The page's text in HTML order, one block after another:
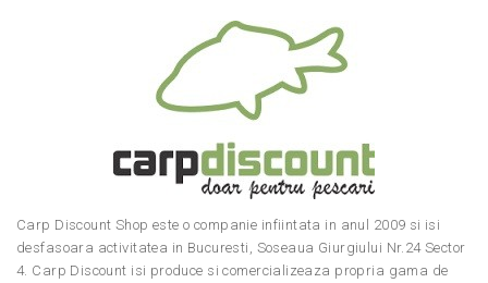
Carp Discount Shop este o companie infiintata in anul 2009 si isi
desfasoara activitatea in Bucuresti, Soseaua Giurgiului Nr.24 Sector
4. Carp Discount isi produce si comercializeaza propria gama de